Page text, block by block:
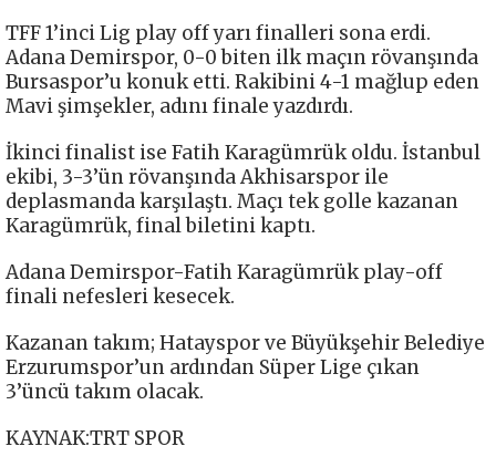
TFF 1’inci Lig play off yarı finalleri sona erdi.
Adana Demirspor, 0-0 biten ilk maçın rövanşında
Bursaspor’u konuk etti. Rakibini 4-1 mağlup eden
Mavi şimşekler, adını finale yazdırdı.
İkinci finalist ise Fatih Karagümrük oldu. İstanbul
ekibi, 3-3’ün rövanşında Akhisarspor ile
deplasmanda karşılaştı. Maçı tek golle kazanan
Karagümrük, final biletini kaptı.
Adana Demirspor-Fatih Karagümrük play-off
finali nefesleri kesecek.
Kazanan takım; Hatayspor ve Büyükşehir Belediye
Erzurumspor’un ardından Süper Lige çıkan
3’üncü takım olacak.
KAYNAK:TRT SPOR